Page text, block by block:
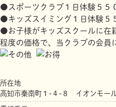
●スポーツクラブ１日体験５５
●キッズスイミング１日体験５
●お子様がキッズスクールに在
程度の価格で、当クラブの会員
所在地
高知市秦南町１-４-８ イオンモー